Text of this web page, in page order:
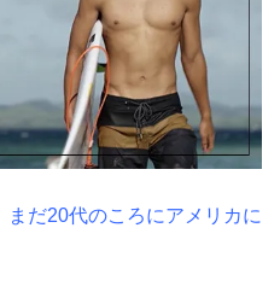
まだ20代のころにアメリカに